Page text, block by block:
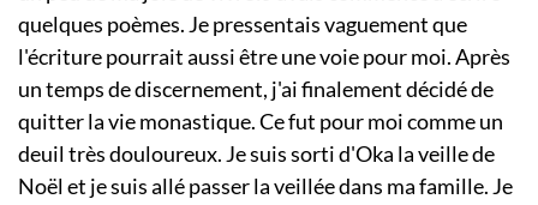
quelques poèmes. Je pressentais vaguement que
l'écriture pourrait aussi être une voie pour moi. Après
un temps de discernement, j'ai finalement décidé de
quitter la vie monastique. Ce fut pour moi comme un
deuil très douloureux. Je suis sorti d'Oka la veille de
Noël et je suis allé passer la veillée dans ma famille. Je